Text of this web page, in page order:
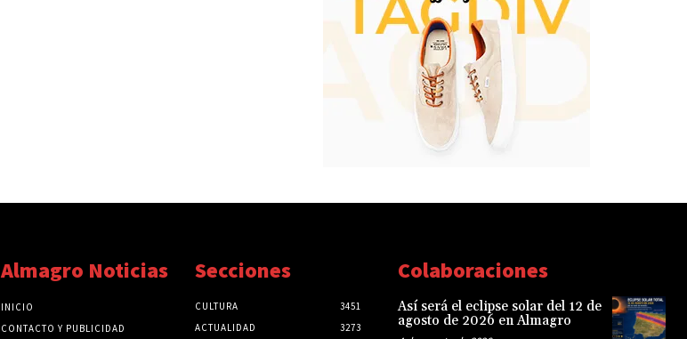
Almagro Noticias
INICIO
CONTACTO Y PUBLICIDAD
Secciones
CULTURA
3451
ACTUALIDAD
3273
Colaboraciones
Así será el eclipse solar del 12 de
agosto de 2026 en Almagro